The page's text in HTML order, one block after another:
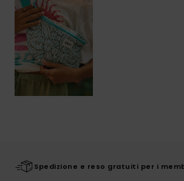
Spedizione e reso gratuiti per i